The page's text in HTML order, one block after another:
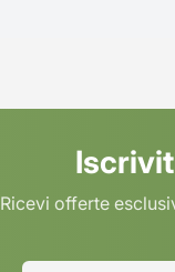
Ricevi offerte